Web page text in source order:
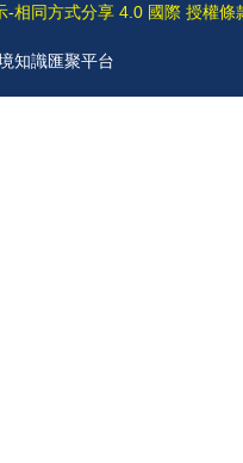
-相同方式分享 4.0 國際 授權條
知識匯聚平台